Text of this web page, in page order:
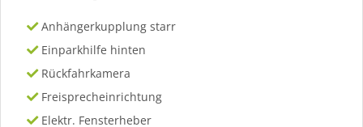
Anhängerkupplung starr
Einparkhilfe hinten
Rückfahrkamera
Freisprecheinrichtung
Elektr. Fensterheber